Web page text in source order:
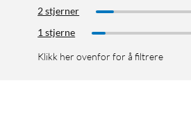
2 stjerner
1 stjerne
Klikk her ovenfor for å filtrere